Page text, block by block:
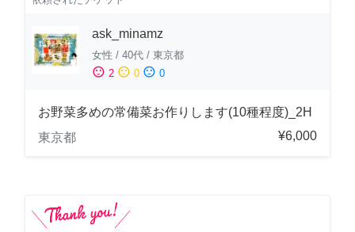
ask_minamz
女性 / 40代 / 東京都
sentiment_satisfied 2 sentiment_neutral 0 sentiment_dissatisfied 0
お野菜多めの常備菜お作りします(10種程度)_2H
東京都
¥6,000